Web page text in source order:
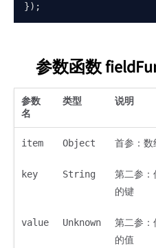
});
参数函数
参数
名
类型 说明
item Object 首参：数
key String
第二参
的键
value Unknown
第二参
的值